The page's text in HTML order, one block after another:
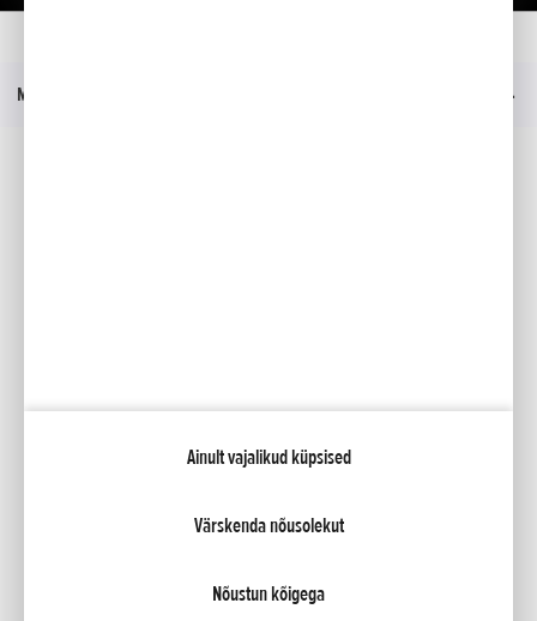
Ainult vajalikud küpsised
Värskenda nõusolekut
Nõustun kõigega
Menüü